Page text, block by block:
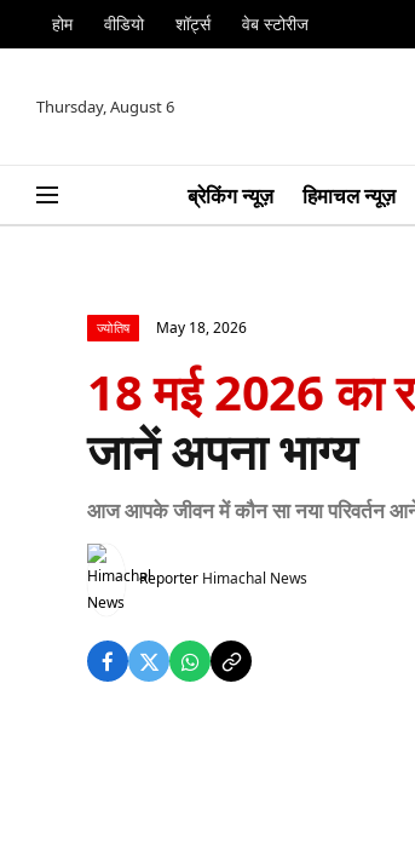
होम वीडियो शॉर्ट्स वेब स्टोरीज
Thursday, August 6
ब्रेकिंग न्यूज़ हिमाचल न्यूज़
ज्योतिष May 18, 2026
18 मई 2026 का
जानें अपना भाग्य
आज आपके जीवन में कौन सा नया परिवर्तन आने
Reporter Himachal News